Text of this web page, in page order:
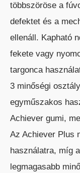
KÜLTÉRI
DÍZEL/
többszöröse a
defektet és a
ellenáll. Kapható
fekete vagy
targonca
3 minőségi
egyműszakos
Achiever gumi,
Az Achiever Plus
használatra, míg
legmagasabb